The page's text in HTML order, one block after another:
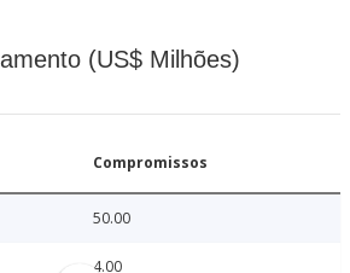
(US$ Milhões)
Compromissos
50.00
4.00